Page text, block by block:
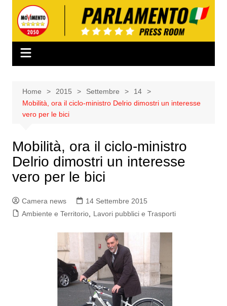
contenuto
Home 2015 Settembre
14
Mobilità, ora il ciclo-ministro Delrio dimostri un interesse
vero per le bici
Mobilità, ora il ciclo-ministro
Delrio dimostri un interesse
vero per le bici
Camera news
14 Settembre 2015
Ambiente e Territorio, Lavori pubblici e Trasporti